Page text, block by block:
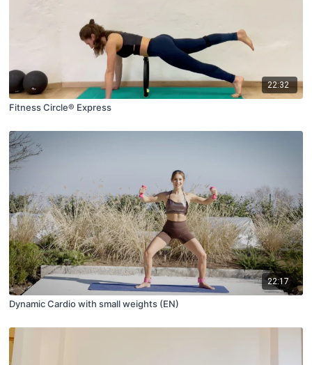
22:32
Fitness Circle® Express
22:17
Dynamic Cardio with small weights (EN)